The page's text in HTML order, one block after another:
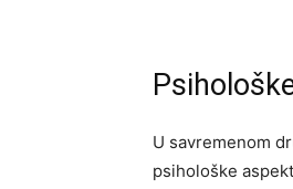
U savremenom
psihološke